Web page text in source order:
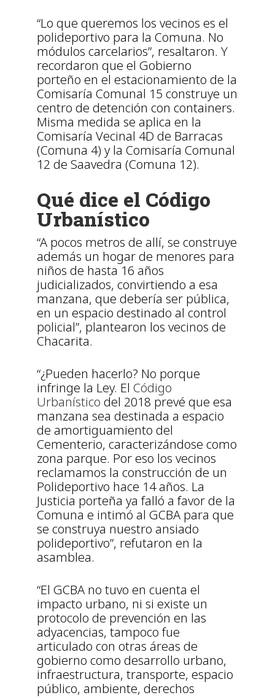
“Lo que queremos los vecinos es el
polideportivo para la Comuna. No
módulos carcelarios”, resaltaron. Y
recordaron que el Gobierno
porteño en el estacionamiento de la
Comisaría Comunal 15 construye un
centro de detención con containers.
Misma medida se aplica en la
Comisaría Vecinal 4D de Barracas
(Comuna 4) y la Comisaría Comunal
12 de Saavedra (Comuna 12).
Qué dice el Código
Urbanístico
“A pocos metros de allí, se construye
además un hogar de menores para
niños de hasta 16 años
judicializados, convirtiendo a esa
manzana, que debería ser pública,
en un espacio destinado al control
policial”, plantearon los vecinos de
Chacarita.
“¿Pueden hacerlo? No porque
infringe la Ley. El Código
Urbanístico del 2018 prevé que esa
manzana sea destinada a espacio
de amortiguamiento del
Cementerio, caracterizándose como
zona parque. Por eso los vecinos
reclamamos la construcción de un
Polideportivo hace 14 años. La
Justicia porteña ya falló a favor de la
Comuna e intimó al GCBA para que
se construya nuestro ansiado
polideportivo”, refutaron en la
asamblea.
“El GCBA no tuvo en cuenta el
impacto urbano, ni si existe un
protocolo de prevención en las
adyacencias, tampoco fue
articulado con otras áreas de
gobierno como desarrollo urbano,
infraestructura, transporte, espacio
público, ambiente, derechos